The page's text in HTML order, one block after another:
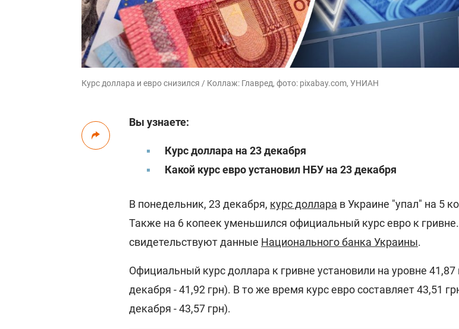
Курс доллара и евро снизился / Коллаж: Главред, фото: pixabay.com, УНИАН
Вы узнаете:
Курс доллара на 23 декабря
Какой курс евро установил НБУ на 23 декабря
В понедельник, 23 декабря, курс доллара в Украине "упал" на 5
Также на 6 копеек уменьшился официальный курс евро к
свидетельствуют данные Национального банка Украины.
Официальный курс доллара к гривне установили на уровне 41,87
декабря - 41,92 грн). В то же время курс евро составляет 43,51
декабря - 43,57 грн).